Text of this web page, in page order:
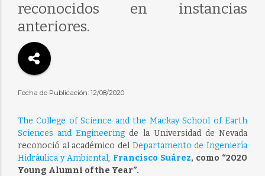
reconocidos en instancias
anteriores.
Fecha de Publicación: 12/08/2020
The College of Science and the Mackay School of Earth
Sciences and Engineering de la Universidad de Nevada
reconoció al académico del Departamento de Ingeniería
Hidráulica y Ambiental, Francisco Suárez, como “2020
Young Alumni of the Year”.